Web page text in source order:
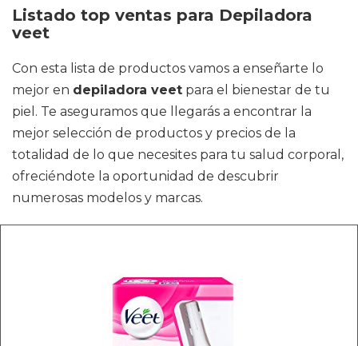
Listado top ventas para Depiladora
veet
Con esta lista de productos vamos a enseñarte lo
mejor en depiladora veet para el bienestar de tu
piel. Te aseguramos que llegarás a encontrar la
mejor selección de productos y precios de la
totalidad de lo que necesites para tu salud corporal,
ofreciéndote la oportunidad de descubrir
numerosas modelos y marcas.